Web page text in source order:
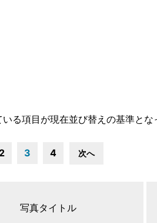
る項目が現在並び替えの基準とな
2 3 4 次へ
写真タイトル